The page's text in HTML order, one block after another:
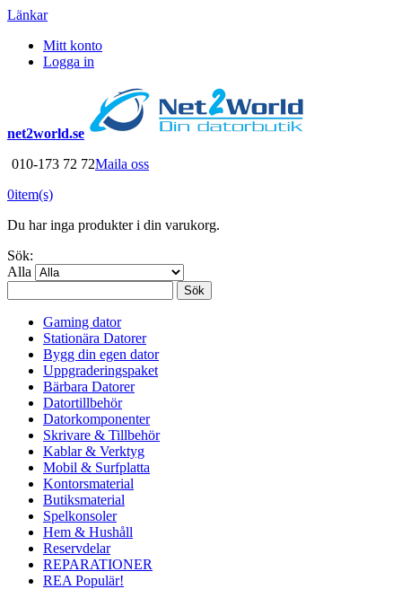
Länkar
Mitt konto
Logga in
net2world.se
010-173 72 72Maila oss
0item(s)
Du har inga produkter i din varukorg.
Sök:
Alla
Sök
Gaming dator
Stationära Datorer
Bygg din egen dator
Uppgraderingspaket
Bärbara Datorer
Datortillbehör
Datorkomponenter
Skrivare & Tillbehör
Kablar & Verktyg
Mobil & Surfplatta
Kontorsmaterial
Butiksmaterial
Spelkonsoler
Hem & Hushåll
Reservdelar
REPARATIONER
REA Populär!